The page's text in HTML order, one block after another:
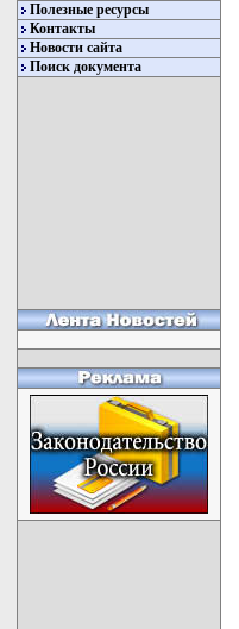
Полезные ресурсы
Контакты
Новости сайта
Поиск документа